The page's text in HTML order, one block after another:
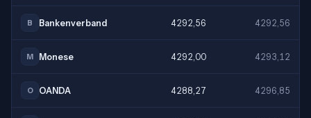
B Bankenverband 4292,56 4292,56
M Monese 4292,00 4293,12
O OANDA 4288,27 4296,85